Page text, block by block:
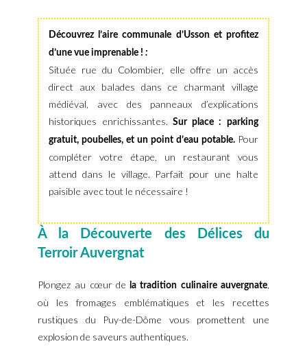
Découvrez l’aire communale d’Usson et profitez
d’une vue imprenable ! :
Située rue du Colombier, elle offre un accès
direct aux balades dans ce charmant village
médiéval, avec des panneaux d’explications
historiques enrichissantes. Sur place : parking
gratuit, poubelles, et un point d’eau potable.Pour
compléter votre étape, un restaurant vous
attend dans le village. Parfait pour une halte
paisible avec tout le nécessaire !
À la Découverte des Délices du
Terroir Auvergnat
Plongez au cœur dela tradition culinaire auvergnate,
où les fromages emblématiques et les recettes
rustiques du Puy-de-Dôme vous promettent une
explosion de saveurs authentiques.